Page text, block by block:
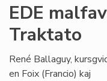
EDE
Traktato
René Ballaguy,
en Foix (Francio) kaj